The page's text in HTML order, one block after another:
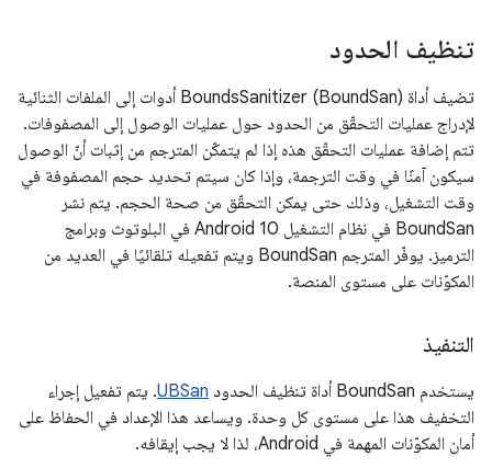
تنظيف الحدود
تضيف أداة BoundsSanitizer (BoundSan) أدوات إلى الملفات الثنائية
لإدراج عمليات التحقّق من الحدود حول عمليات الوصول إلى المصفوفات.
تتم إضافة عمليات التحقّق هذه إذا لم يتمكّن المترجم من إثبات أنّ الوصول
سيكون آمنًا في وقت الترجمة، وإذا كان سيتم تحديد حجم المصفوفة في
وقت التشغيل، وذلك حتى يمكن التحقّق من صحة الحجم. يتم نشر
BoundSan في نظام التشغيل Android 10 في البلوتوث وبرامج
الترميز. يوفّر المترجم BoundSan ويتم تفعيله تلقائيًا في العديد من
المكوّنات على مستوى المنصة.
التنفيذ
يستخدم BoundSan أداة تنظيف الحدود UBSan. يتم تفعيل إجراء
التخفيف هذا على مستوى كل وحدة. ويساعد هذا الإعداد في الحفاظ على
أمان المكوّنات المهمة في Android، لذا لا يجب إيقافه.